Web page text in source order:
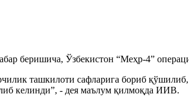
беришича, Ўзбекистон “Меҳр-4”
ташкилоти сафларига бориб
келинди”, - дея маълум қилмоқда ИИВ.